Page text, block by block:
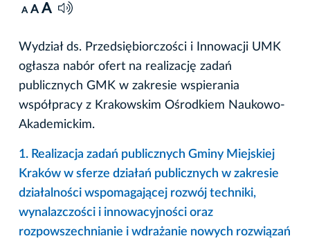
A A A
Wydział ds. Przedsiębiorczości i Innowacji UMK
ogłasza nabór ofert na realizację zadań
publicznych GMK w zakresie wspierania
współpracy z Krakowskim Ośrodkiem Naukowo-
Akademickim.
1. Realizacja zadań publicznych Gminy Miejskiej
Kraków w sferze działań publicznych w zakresie
działalności wspomagającej rozwój techniki,
wynalazczości i innowacyjności oraz
rozpowszechnianie i wdrażanie nowych rozwiązań